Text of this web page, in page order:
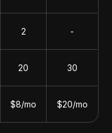
2 -
20 30
$8/mo $20/mo